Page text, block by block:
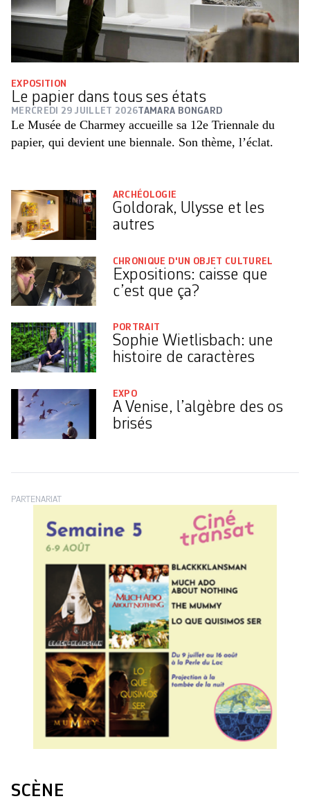
EXPOSITION
Le papier dans tous ses états
MERCREDI 29 JUILLET 2026TAMARA BONGARD
Le Musée de Charmey accueille sa 12e Triennale du
papier, qui devient une biennale. Son thème, l’éclat.
ARCHÉOLOGIE
Goldorak, Ulysse et les
autres
CHRONIQUE D'UN OBJET CULTUREL
Expositions: caisse que
c’est que ça?
PORTRAIT
Sophie Wietlisbach: une
histoire de caractères
EXPO
A Venise, l’algèbre des os
brisés
PARTENARIAT
SCÈNE